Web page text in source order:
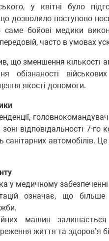
у квітні було
дозволило поступово
саме бойові медики
часто в умовах
що зменшення кількості
обізнаності
якості допомоги.
відповідальності 7-го
санітарних автомобілів.
у медичному
означає, що
машин
життя та здоров’я